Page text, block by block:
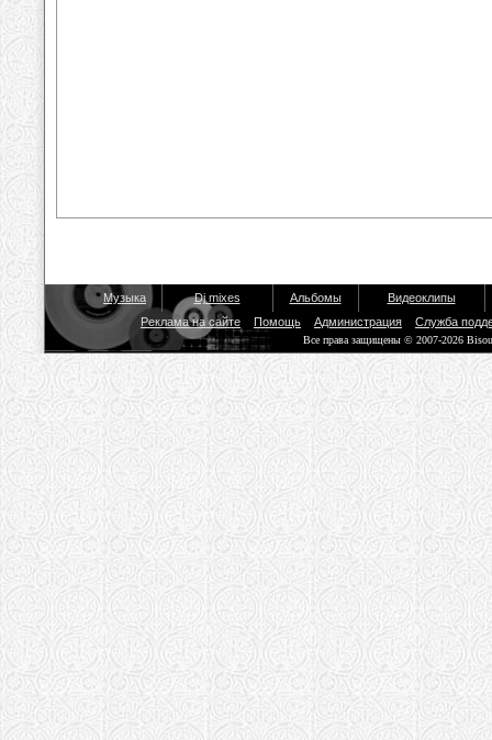
Музыка Dj mixes Альбомы
Видеоклипы
Реклама на сайте
Помощь Администрация Служба
Все права защищены © 2007-2026